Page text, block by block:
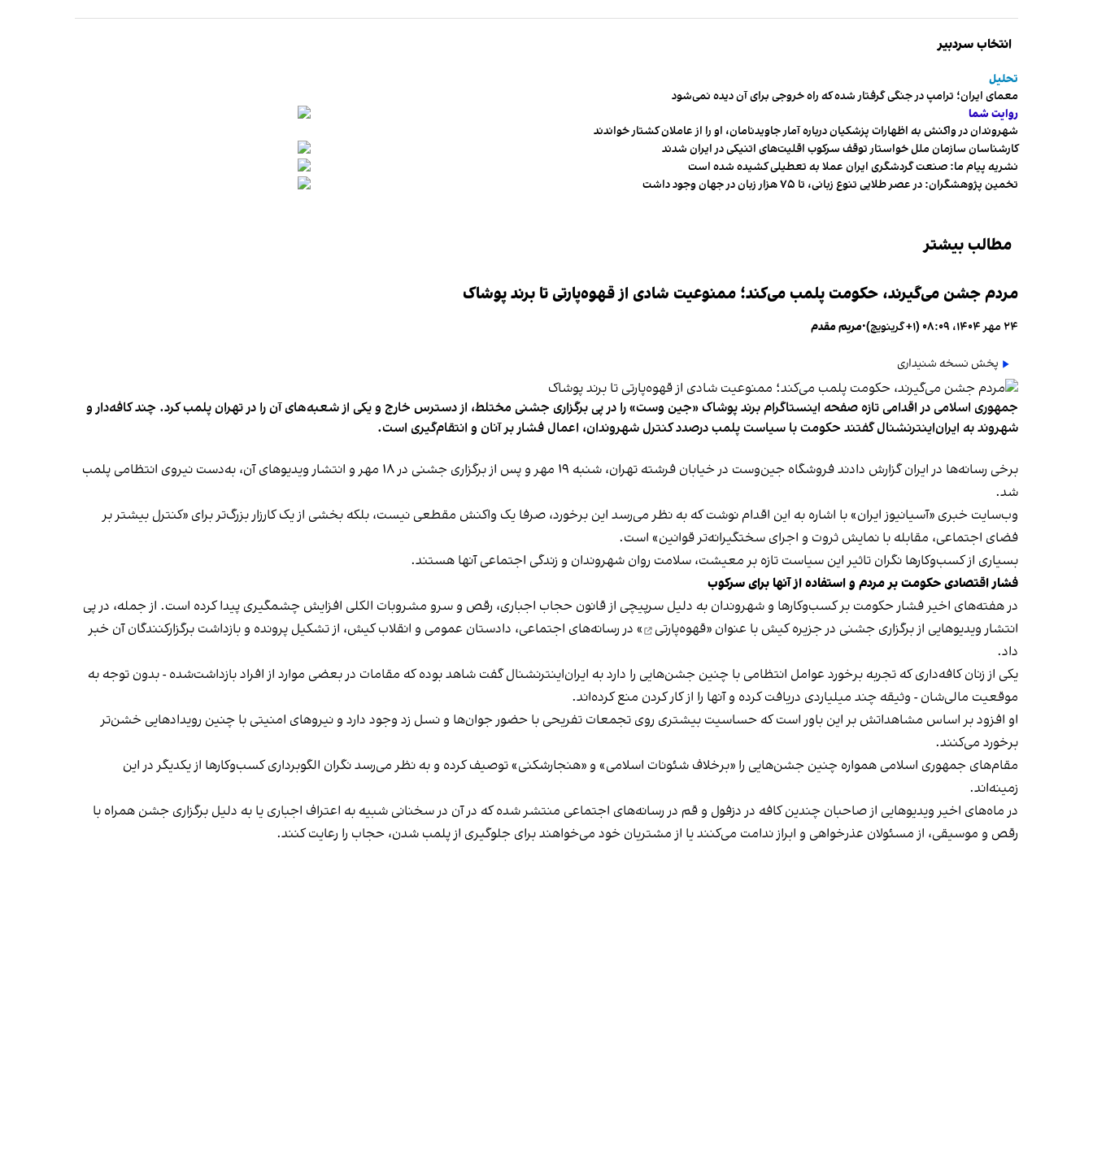
انتخاب سردبیر
تحلیل
معمای ایران؛ ترامپ در جنگی گرفتار شده که راه خروجی برای آن دیده نمی‌شود
روایت شما
شهروندان در واکنش به اظهارات پزشکیان درباره آمار جاویدنامان، او را از عاملان کشتار خواندند
کارشناسان سازمان ملل خواستار توقف سرکوب اقلیت‌های اتنیکی در ایران شدند
نشریه پیام ما: صنعت گردشگری ایران عملا به تعطیلی کشیده شده است
تخمین پژوهشگران: در عصر طلایی تنوع زبانی، تا ۷۵ هزار زبان در جهان وجود داشت
مطالب بیشتر
مردم جشن می‌گیرند، حکومت پلمب می‌کند؛ ممنوعیت شادی از قهوه‌پارتی تا برند پوشاک
۲۴ مهر ۱۴۰۴، ۰۸:۰۹ (‎+۱ گرینویچ) •مریم مقدم
پخش نسخه شنیداری
جمهوری اسلامی در اقدامی تازه صفحه اینستاگرام برند پوشاک «جین وست» را در پی برگزاری جشنی مختلط، از دسترس خارج و یکی از شعبه‌های آن را در تهران پلمب کرد. چند کافه‌‌دار و
شهروند به ایران‌اینترنشنال گفتند حکومت با سیاست پلمب درصدد کنترل شهروندان، اعمال فشار بر آنان و انتقام‌گیری است.
برخی رسانه‌ها در ایران گزارش دادند فروشگاه جین‌وست در خیابان فرشته تهران، شنبه ۱۹ مهر و پس از برگزاری جشنی در ۱۸ مهر و انتشار ویدیوهای آن، به‌دست نیروی انتظامی پلمب
شد.
وب‌سایت خبری «آسیانیوز ایران» با اشاره به این اقدام نوشت که به نظر می‌رسد این برخورد، صرفا یک واکنش مقطعی نیست، بلکه بخشی از یک کارزار بزرگ‌تر برای «کنترل بیشتر بر
فضای اجتماعی، مقابله با نمایش ثروت و اجرای سختگیرانه‌تر قوانین» است.
بسیاری از کسب‌وکارها نگران تاثیر این سیاست‌ تازه بر معیشت، سلامت روان شهروندان و زندگی اجتماعی آنها هستند.
فشار اقتصادی حکومت بر مردم و استفاده از آنها برای سرکوب
در هفته‌های اخیر فشار حکومت بر کسب‌وکارها و شهروندان به دلیل سرپیچی از قانون حجاب اجباری، رقص و سرو مشروبات الکلی افزایش چشمگیری پیدا کرده است. از جمله، در پی
انتشار ویدیوهایی از برگزاری جشنی در جزیره کیش با عنوان «قهوه‌پارتی
» در رسانه‌های اجتماعی، دادستان عمومی و انقلاب کیش، از تشکیل پرونده و بازداشت برگزارکنندگان آن خبر
داد.
یکی از زنان کافه‌داری که تجربه برخورد عوامل انتظامی با چنین جشن‌هایی را دارد به ایران‌اینترنشنال گفت شاهد بوده که مقامات در بعضی موارد از افراد بازداشت‌‌شده - بدون توجه به
موقعیت مالی‌شان - وثیقه چند میلیاردی دریافت کرده و آنها را از کار کردن منع کرده‌اند.
او افزود بر اساس مشاهداتش بر این باور است که حساسیت بیشتری روی تجمعات تفریحی با حضور جوان‌ها و نسل زد وجود دارد و نیروهای امنیتی با چنین رویدادهایی خشن‌تر
برخورد می‌کنند.
مقام‌های جمهوری اسلامی همواره چنین جشن‌هایی را «برخلاف شئونات اسلامی» و «هنجارشکنی» توصیف کرده و به نظر می‌رسد نگران الگوبرداری کسب‌وکارها از یکدیگر در این
زمینه‌اند.
در ماه‌های اخیر ویدیوهایی از صاحبان چندین کافه در دزفول و قم در رسانه‌های اجتماعی منتشر شده که در آن در سخنانی شبیه به اعتراف اجباری یا به دلیل برگزاری جشن همراه با
رقص و موسیقی، از مسئولان عذرخواهی و ابراز ندامت می‌کنند یا از مشتریان خود می‌خواهند برای جلوگیری از پلمب شدن، حجاب را رعایت کنند.